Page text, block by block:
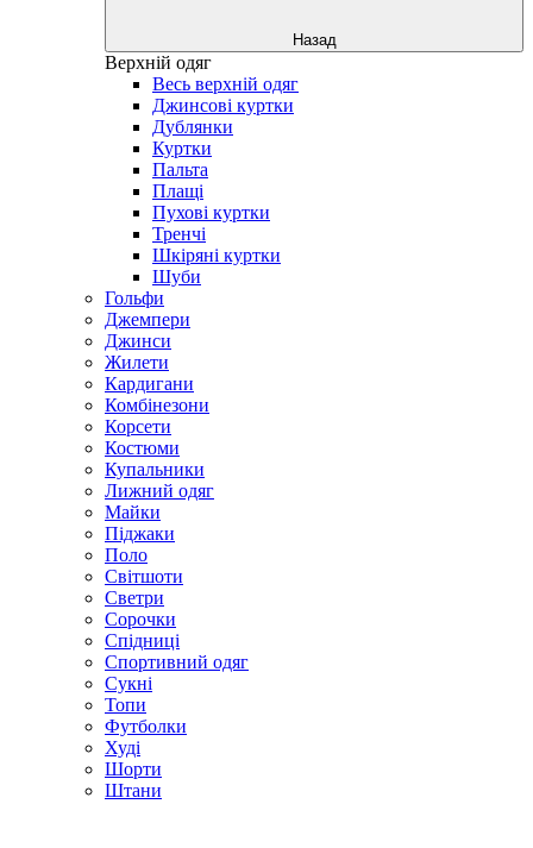
Назад
Верхній одяг
Весь верхній одяг
Джинсові куртки
Дублянки
Куртки
Пальта
Плащі
Пухові куртки
Тренчі
Шкіряні куртки
Шуби
Гольфи
Джемпери
Джинси
Жилети
Кардигани
Комбінезони
Корсети
Костюми
Купальники
Лижний одяг
Майки
Піджаки
Поло
Світшоти
Светри
Сорочки
Спідниці
Спортивний одяг
Сукні
Топи
Футболки
Худі
Шорти
Штани